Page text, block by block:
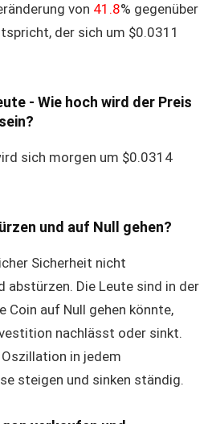
von 41.8% gegenüber
der sich um $0.0311
- Wie hoch wird der Preis
sich morgen um $0.0314
und auf Null gehen?
Sicherheit nicht
abstürzen. Die Leute sind in der
Coin auf Null gehen könnte,
nachlässt oder sinkt.
in jedem
steigen und sinken ständig.